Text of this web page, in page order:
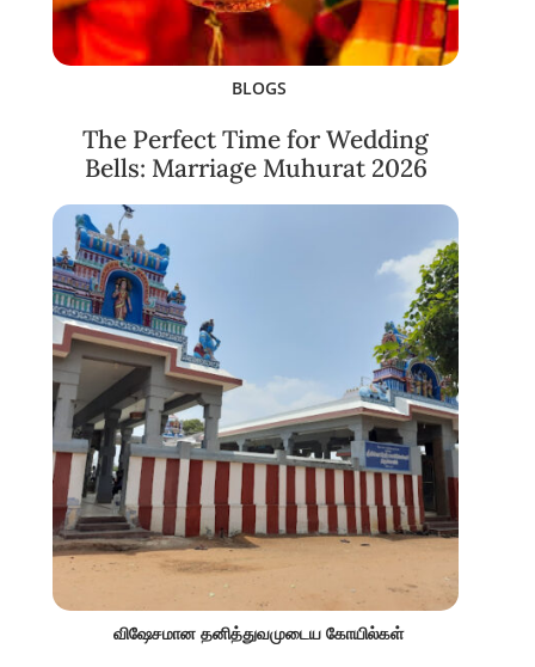
BLOGS
The Perfect Time for Wedding
Bells: Marriage Muhurat 2026
விஷேசமான தனித்துவமுடைய கோயில்கள்